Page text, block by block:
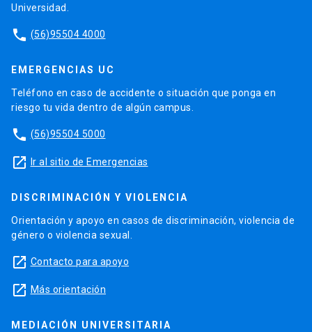
Universidad.
phone (56)95504 4000
EMERGENCIAS UC
Teléfono en caso de accidente o situación que ponga en
riesgo tu vida dentro de algún campus.
phone (56)95504 5000
launch Ir al sitio de Emergencias
DISCRIMINACIÓN Y VIOLENCIA
Orientación y apoyo en casos de discriminación, violencia de
género o violencia sexual.
launch Contacto para apoyo
launch Más orientación
MEDIACIÓN UNIVERSITARIA